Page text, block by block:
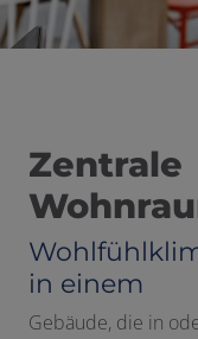
Zentrale
in einem
Gebäude, die in